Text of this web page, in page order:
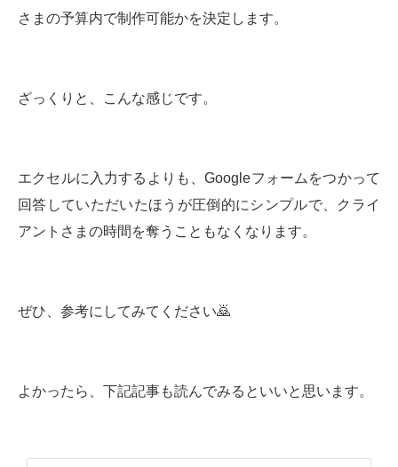
さまの予算内で制作可能かを決定します。
ざっくりと、こんな感じです。
エクセルに入力するよりも、Googleフォームをつかって
回答していただいたほうが圧倒的にシンプルで、クライ
アントさまの時間を奪うこともなくなります。
ぜひ、参考にしてみてください🙇‍
よかったら、下記記事も読んでみるといいと思います。